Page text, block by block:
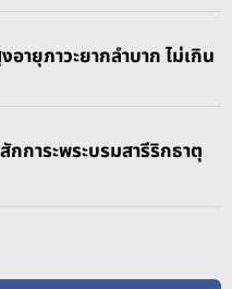
ายุภาวะยากลำบาก ไม่เกิน
กการะพระบรมสารีริกธาตุ